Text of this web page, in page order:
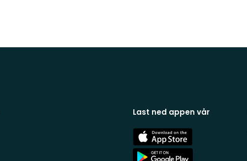
Last ned appen vår
App
Store
App